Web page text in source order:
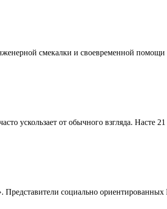
смекалки и своевременной
ускользает от обычного взгляда. Насте
Представители социально